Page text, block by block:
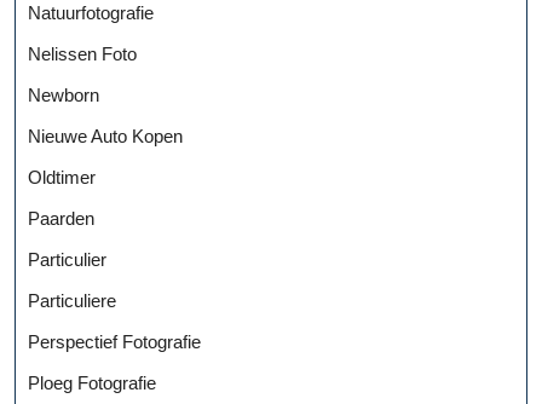
Natuurfotografie
Nelissen Foto
Newborn
Nieuwe Auto Kopen
Oldtimer
Paarden
Particulier
Particuliere
Perspectief Fotografie
Ploeg Fotografie